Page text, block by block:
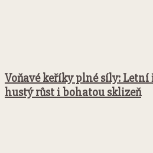
Voňavé keříky plné síly: Letní
hustý růst i bohatou sklizeň